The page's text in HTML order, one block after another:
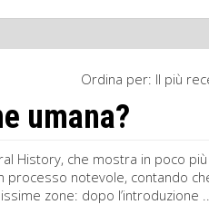
Ordina per: Il più
umana?
History, che mostra in poco
processo notevole, contando
zone: dopo l’introduzione